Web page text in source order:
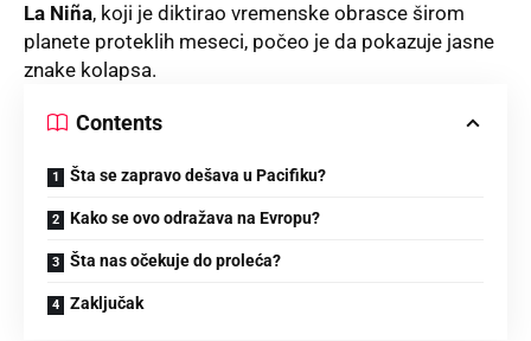
La Niña, koji je diktirao vremenske obrasce širom
planete proteklih meseci, počeo je da pokazuje jasne
znake kolapsa.
Contents
Šta se zapravo dešava u Pacifiku?
Kako se ovo odražava na Evropu?
Šta nas očekuje do proleća?
Zaključak